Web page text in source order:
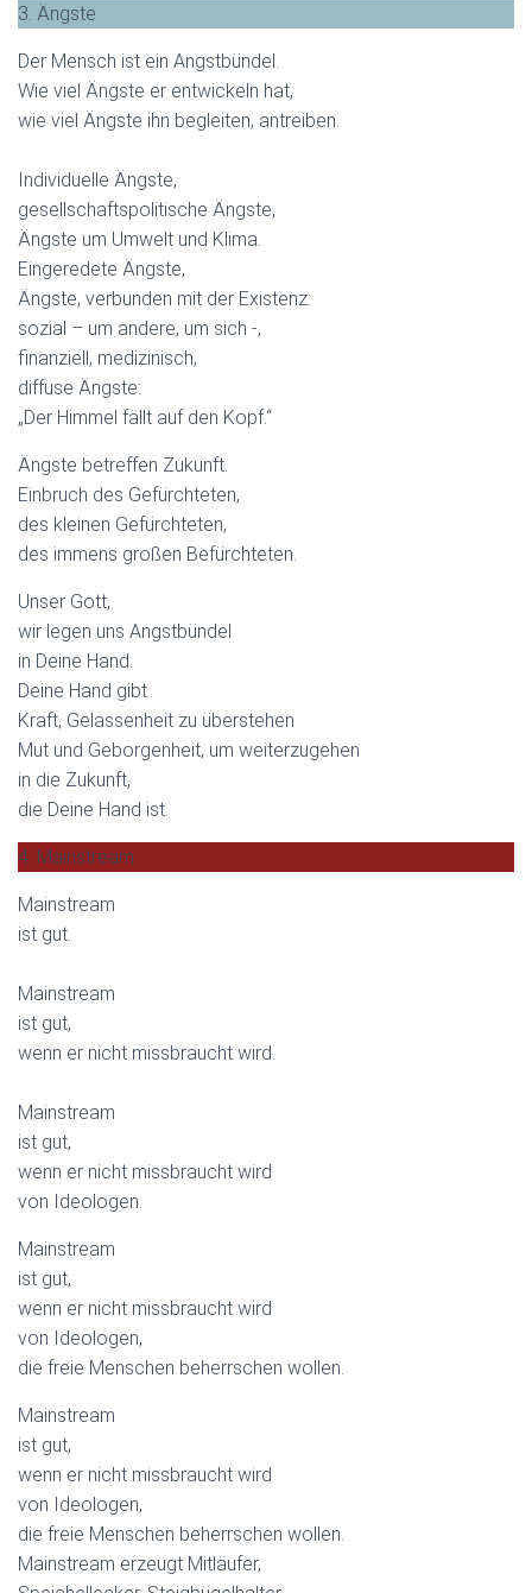
3. Ängste
Der Mensch ist ein Angstbündel.
Wie viel Ängste er entwickeln hat,
wie viel Ängste ihn begleiten, antreiben.
Individuelle Ängste,
gesellschaftspolitische Ängste,
Ängste um Umwelt und Klima.
Eingeredete Ängste,
Ängste, verbunden mit der Existenz:
sozial – um andere, um sich -,
finanziell, medizinisch,
diffuse Ängste:
„Der Himmel fällt auf den Kopf.“
Ängste betreffen Zukunft.
Einbruch des Gefürchteten,
des kleinen Gefürchteten,
des immens großen Befürchteten.
Unser Gott,
wir legen uns Angstbündel
in Deine Hand.
Deine Hand gibt
Kraft, Gelassenheit zu überstehen
Mut und Geborgenheit, um weiterzugehen
in die Zukunft,
die Deine Hand ist.
4. Mainstream
Mainstream
ist gut.
Mainstream
ist gut,
wenn er nicht missbraucht wird.
Mainstream
ist gut,
wenn er nicht missbraucht wird
von Ideologen.
Mainstream
ist gut,
wenn er nicht missbraucht wird
von Ideologen,
die freie Menschen beherrschen wollen.
Mainstream
ist gut,
wenn er nicht missbraucht wird
von Ideologen,
die freie Menschen beherrschen wollen.
Mainstream erzeugt Mitläufer,